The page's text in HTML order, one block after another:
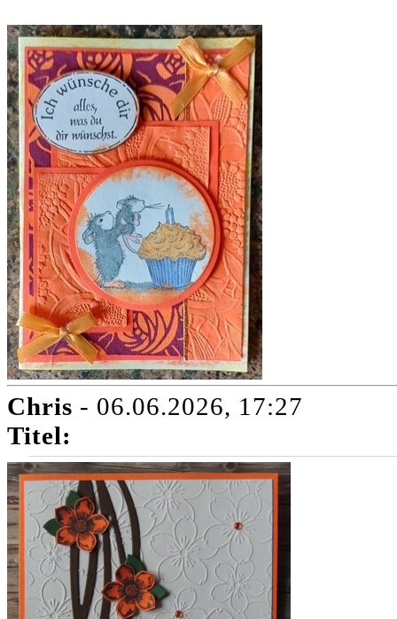
Chris - 06.06.2026, 17:27
Titel: